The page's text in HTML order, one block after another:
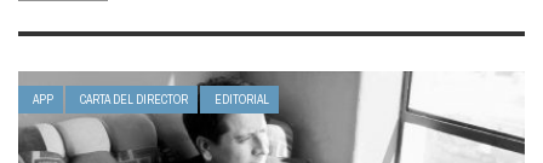
APP CARTA DEL DIRECTOR EDITORIAL